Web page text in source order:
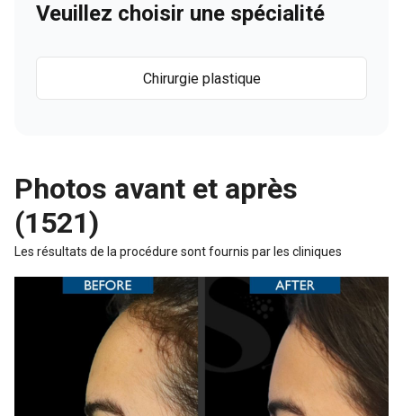
Veuillez choisir une spécialité
Chirurgie plastique
Photos avant et après
(1521)
Les résultats de la procédure sont fournis par les cliniques